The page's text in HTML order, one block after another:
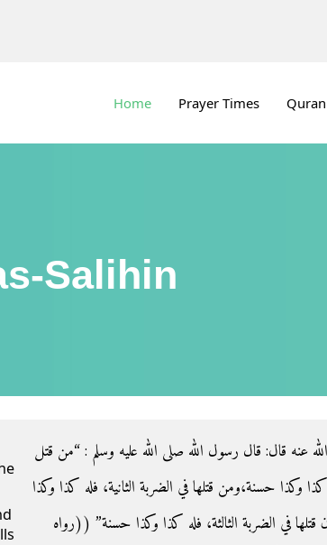
Home Prayer Times Quran
Salihin
عنه قال‏:‏ قال رسول الله صلى الله عليه وسلم ‏:‏ “من قتل
وكذا حسنة،ومن قتلها في الضربة الثانية، فله كذا وكذا
في الضربة الثالثة، فله كذا وكذا حسنة” ‏(‏‏(‏رواه